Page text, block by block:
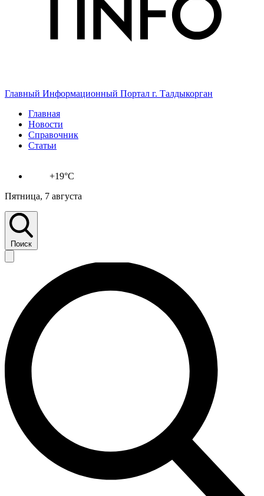
Главный Информационный Портал г. Талдыкорган
Главная
Новости
Справочник
Статьи
+19°C
Пятница, 7 августа
Поиск